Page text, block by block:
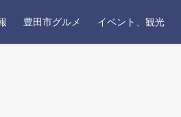
豊田市グルメ イベント、観光